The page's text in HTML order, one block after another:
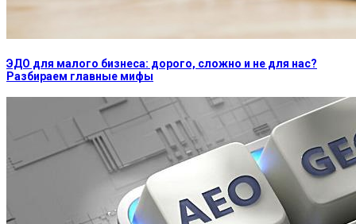
ЭДО для малого бизнеса: дорого, сложно и не для нас?
Разбираем главные мифы